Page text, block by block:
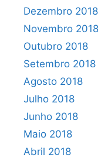
Dezembro 2018
Novembro 2018
Outubro 2018
Setembro 2018
Agosto 2018
Julho 2018
Junho 2018
Maio 2018
Abril 2018